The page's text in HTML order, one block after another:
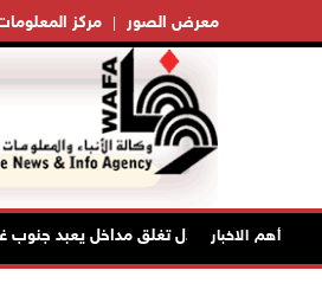
مركز معرض الصور
أهم الاخبار
قوات الاحتلال تغلق مداخل يعبد جنوب غرب